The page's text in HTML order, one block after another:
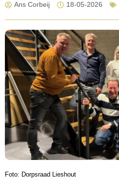
Ans Corbeij 18-05-2026
Foto: Dorpsraad Lieshout